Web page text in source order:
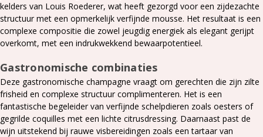
kelders van Louis Roederer, wat heeft gezorgd voor een zijdezachte
structuur met een opmerkelijk verfijnde mousse. Het resultaat is een
complexe compositie die zowel jeugdig energiek als elegant gerijpt
overkomt, met een indrukwekkend bewaarpotentieel.
Gastronomische combinaties
Deze gastronomische champagne vraagt om gerechten die zijn zilte
frisheid en complexe structuur complimenteren. Het is een
fantastische begeleider van verfijnde schelpdieren zoals oesters of
gegrilde coquilles met een lichte citrusdressing. Daarnaast past de
wijn uitstekend bij rauwe visbereidingen zoals een tartaar van